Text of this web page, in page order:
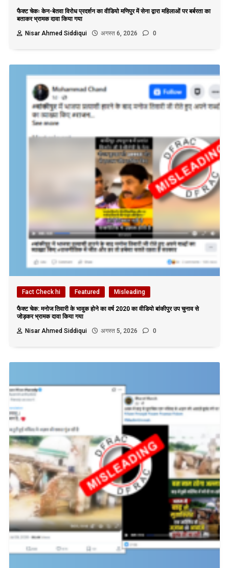
फैक्ट चेकः केन-बेतवा विरोध प्रदर्शन का वीडियो मणिपुर में सेना द्वारा महिलाओं पर बर्बरता का
बताकर भ्रामक दावा किया गया
Nisar Ahmed Siddiqui
अगस्त 6, 2026 0
Fact Check hi Featured Misleading
फैक्ट चेक: मनोज तिवारी के भावुक होने का वर्ष 2020 का वीडियो बांकीपुर उप चुनाव से
जोड़कर भ्रामक दावा किया गया
Nisar Ahmed Siddiqui
अगस्त 5, 2026 0